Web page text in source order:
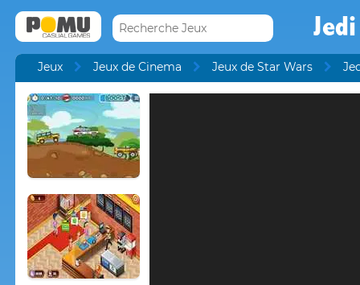
Jeux Jeux de Cinema Jeux de Star Wars